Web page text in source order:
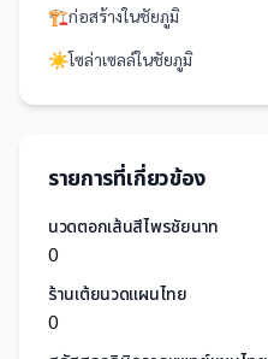
🏗️ก่อสร้างในชัยภูมิ
☀️โซล่าเซลล์ในชัยภูมิ
รายการที่เกี่ยวข้อง
นวดตอกเส้นสีไพรชัยนาท
0
ร้านเต้ยนวดแผนไทย
0